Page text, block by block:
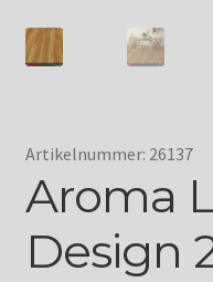
Artikelnummer: 26137
Aroma
Design